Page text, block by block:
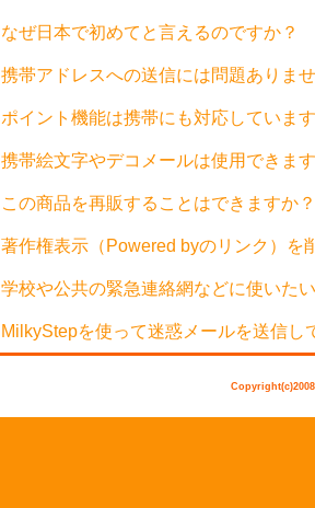
なぜ日本で初めてと言えるのですか？
携帯アドレスへの送信には問題ありま
ポイント機能は携帯にも対応していま
携帯絵文字やデコメールは使用できま
この商品を再販することはできますか？
著作権表示（Powered byのリンク）を
学校や公共の緊急連絡網などに使いた
MilkyStepを使って迷惑メールを送信し